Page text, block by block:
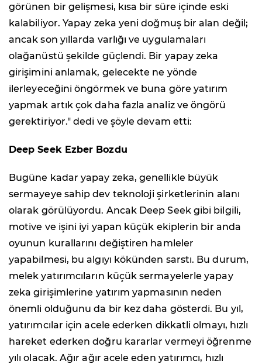
görünen bir gelişmesi, kısa bir süre içinde eski
kalabiliyor. Yapay zeka yeni doğmuş bir alan değil;
ancak son yıllarda varlığı ve uygulamaları
olağanüstü şekilde güçlendi. Bir yapay zeka
girişimini anlamak, gelecekte ne yönde
ilerleyeceğini öngörmek ve buna göre yatırım
yapmak artık çok daha fazla analiz ve öngörü
gerektiriyor." dedi ve şöyle devam etti:
Deep Seek Ezber Bozdu
Bugüne kadar yapay zeka, genellikle büyük
sermayeye sahip dev teknoloji şirketlerinin alanı
olarak görülüyordu. Ancak Deep Seek gibi bilgili,
motive ve işini iyi yapan küçük ekiplerin bir anda
oyunun kurallarını değiştiren hamleler
yapabilmesi, bu algıyı kökünden sarstı. Bu durum,
melek yatırımcıların küçük sermayelerle yapay
zeka girişimlerine yatırım yapmasının neden
önemli olduğunu da bir kez daha gösterdi. Bu yıl,
yatırımcılar için acele ederken dikkatli olmayı, hızlı
hareket ederken doğru kararlar vermeyi öğrenme
yılı olacak. Ağır ağır acele eden yatırımcı, hızlı